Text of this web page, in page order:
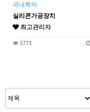
국내특허
실리콘가공장치
최고관리자
5771